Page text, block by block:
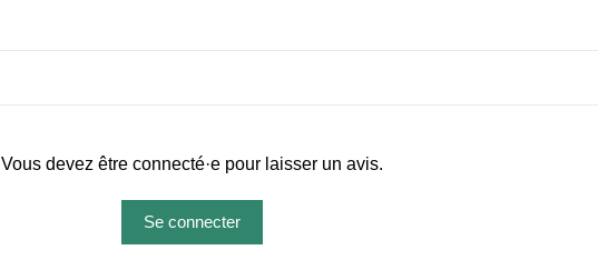
Vous devez être connecté·e pour laisser un avis.
Se connecter